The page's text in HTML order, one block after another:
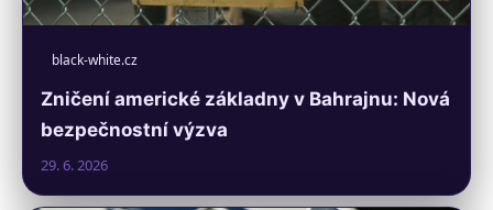
black-white.cz
Zničení americké základny v Bahrajnu: Nová
bezpečnostní výzva
29. 6. 2026